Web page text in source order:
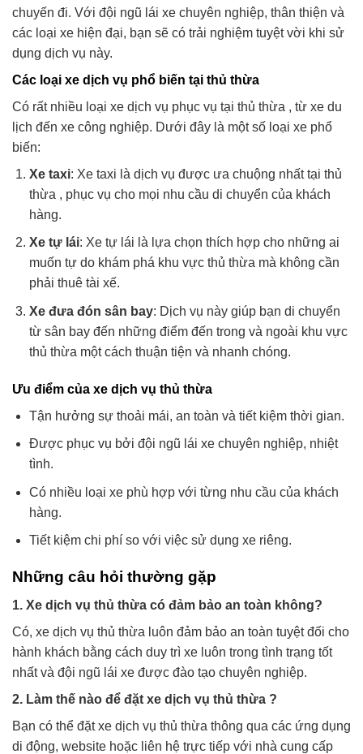
chuyến đi. Với đội ngũ lái xe chuyên nghiệp, thân thiện và
các loại xe hiện đại, bạn sẽ có trải nghiệm tuyệt vời khi sử
dụng dịch vụ này.
Các loại xe dịch vụ phổ biến tại thủ thừa
Có rất nhiều loại xe dịch vụ phục vụ tại thủ thừa , từ xe du
lịch đến xe công nghiệp. Dưới đây là một số loại xe phổ
biến:
Xe taxi: Xe taxi là dịch vụ được ưa chuộng nhất tại thủ
thừa , phục vụ cho mọi nhu cầu di chuyển của khách
hàng.
Xe tự lái: Xe tự lái là lựa chọn thích hợp cho những ai
muốn tự do khám phá khu vực thủ thừa mà không cần
phải thuê tài xế.
Xe đưa đón sân bay: Dịch vụ này giúp bạn di chuyển
từ sân bay đến những điểm đến trong và ngoài khu vực
thủ thừa một cách thuận tiện và nhanh chóng.
Ưu điểm của xe dịch vụ thủ thừa
Tận hưởng sự thoải mái, an toàn và tiết kiệm thời gian.
Được phục vụ bởi đội ngũ lái xe chuyên nghiệp, nhiệt
tình.
Có nhiều loại xe phù hợp với từng nhu cầu của khách
hàng.
Tiết kiệm chi phí so với việc sử dụng xe riêng.
Những câu hỏi thường gặp
1. Xe dịch vụ thủ thừa có đảm bảo an toàn không?
Có, xe dịch vụ thủ thừa luôn đảm bảo an toàn tuyệt đối cho
hành khách bằng cách duy trì xe luôn trong tình trạng tốt
nhất và đội ngũ lái xe được đào tạo chuyên nghiệp.
2. Làm thế nào để đặt xe dịch vụ thủ thừa ?
Bạn có thể đặt xe dịch vụ thủ thừa thông qua các ứng dụng
di động, website hoặc liên hệ trực tiếp với nhà cung cấp